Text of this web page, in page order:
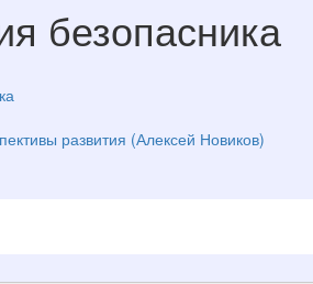
безопасника
развития (Алексей Новиков)